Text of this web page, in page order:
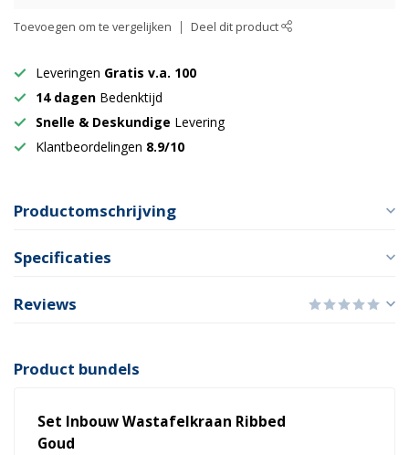
Toevoegen om te vergelijken Deel dit product
Leveringen Gratis v.a. 100
14 dagen Bedenktijd
Snelle & Deskundige Levering
Klantbeordelingen 8.9/10
Productomschrijving
Specificaties
Reviews
Product bundels
Set Inbouw Wastafelkraan Ribbed
Goud